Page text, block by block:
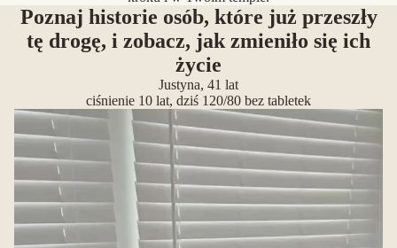
Poznaj historie osób, które już przeszły
tę drogę, i zobacz, jak zmieniło się ich
życie
Justyna, 41 lat
ciśnienie 10 lat, dziś 120/80 bez tabletek